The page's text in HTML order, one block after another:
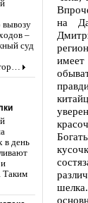
вывозу
–
суд
в день
Таким
на